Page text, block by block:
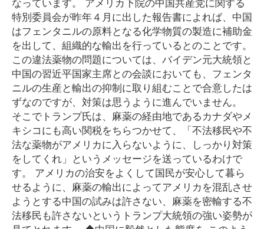
特別委員会が昨年４月に出した報告書によれば、中国
はフェンタニルの原料となる化学物質の製造に補助金
を出して、組織的な輸出を行っているとのことです。
この違法薬物の問題については、バイデン元大統領と
中国の習近平国家主席との会談においても、フェンタ
ニルの生産と輸出の抑制に取り組むことで合意したは
ずなのですが、対策は思うように進んでいません。
そこでトランプ氏は、麻薬の経由地であるカナダやメ
キシコにも高い関税をちらつかせて、「不法移民や不
法な薬物がアメリカに入らないように、しっかり対策
をしてくれ」というメッセージを送っているわけで
す。 アメリカの治安をよくして国民が安心して暮ら
せるように、麻薬の輸出によってアメリカを混乱させ
ようとする中国の試みは許さない、麻薬を密輸する不
法移民も許さないというトランプ大統領の強い姿勢が